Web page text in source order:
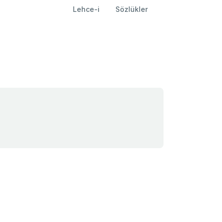
Lehce-i Sözlükler